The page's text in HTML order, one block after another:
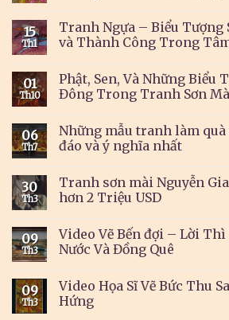
15
Th1
Tranh Ngựa – Biểu Tượng
và Thành Công Trong
01
Th10
Phật, Sen, Và Những Biểu
Đông Trong Tranh Sơn
06
Th7
Những mẫu tranh làm quà
đáo và ý nghĩa nhất
30
Th3
Tranh sơn mài Nguyễn
hơn 2 Triệu USD
09
Th3
Video Vẽ Bến đợi – Lời Thì
Nước Và Đồng Quê
09
Th3
Video Họa Sĩ Vẽ Bức Thu
Hứng